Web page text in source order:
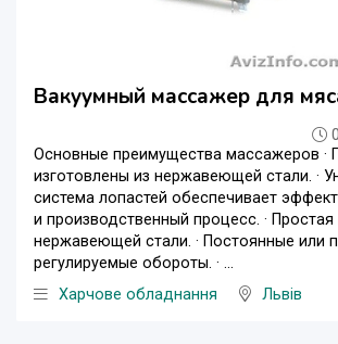
Вакуумный массажер для
Основные преимущества массажеров ·
изготовлены из нержавеющей стали. ·
система лопастей обеспечивает
и производственный процесс. · Простая
нержавеющей стали. · Постоянные или
регулируемые обороты. · ...
Харчове обладнання
Львів